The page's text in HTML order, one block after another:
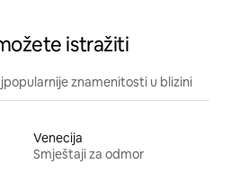
istražiti
znamenitosti u blizini
Venecija
Smještaji za odmor